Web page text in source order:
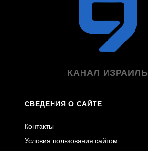
КАНАЛ ИЗРАИЛЬ
СВЕДЕНИЯ О САЙТЕ
Контакты
Условия пользования сайтом